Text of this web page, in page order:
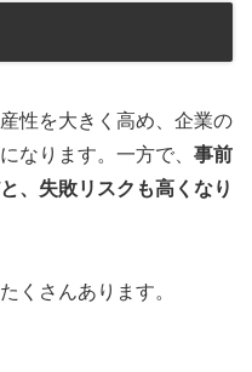
性を大きく高め、企業の
なります。一方で、 事前
、失敗リスクも高くなり
くさんあります。